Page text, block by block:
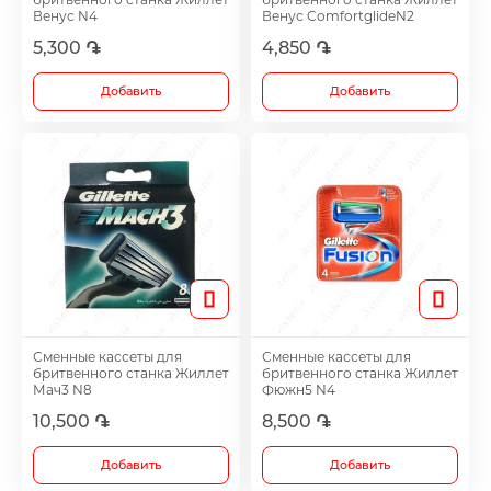
Витамины и биоактивные добавки
Желчегонные средства
Гепатопротектры
Диуретики
Иммуностимуляторы
Раствор для полоскания и спрейи
Венус N4
5,300 ֏
Добавить
Венус ComfortglideN2
4,850 ֏
Добавить
Сменные кассеты для
бритвенного станка Жиллет
Мач3 N8
10,500 ֏
Добавить
Сменные кассеты для
бритвенного станка Жиллет
Фюжн5 N4
8,500 ֏
Добавить